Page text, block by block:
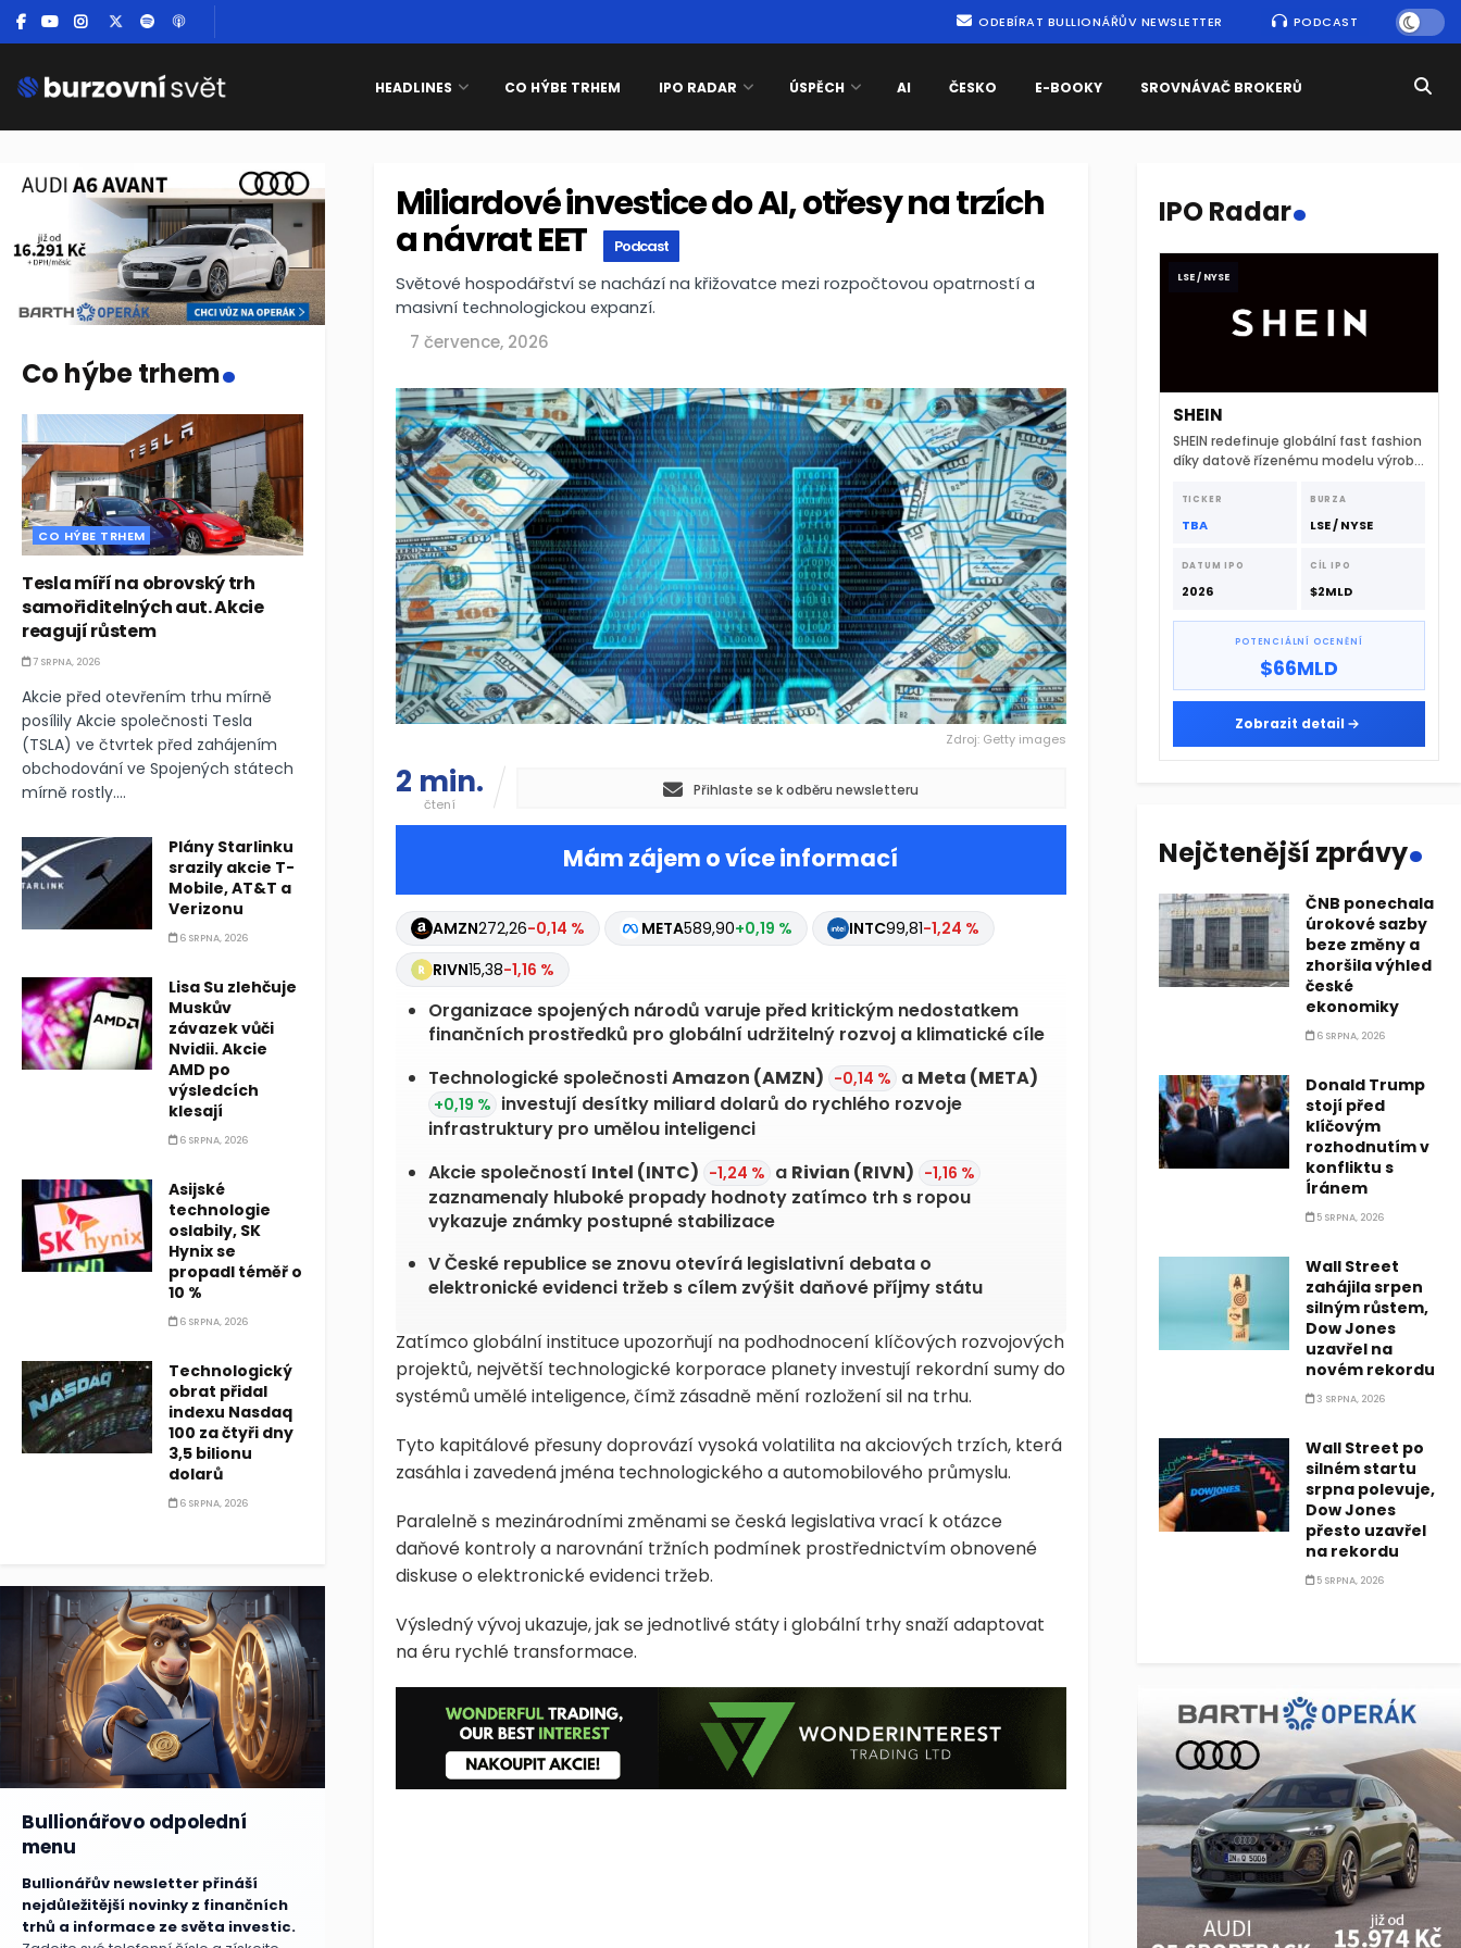
ODEBÍRAT BULLIONÁŘŮV NEWSLETTER PODCAST
HEADLINES CO HÝBE TRHEM IPO RADAR ÚSPĚCH AI ČESKO E-BOOKY SROVNÁVAČ BROKERŮ
Miliardové investice do AI, otřesy na trzích
a návrat EET
Podcast
Světové hospodářství se nachází na křižovatce mezi rozpočtovou opatrností a
masivní technologickou expanzí.
7 července, 2026
Zdroj: Getty images
2 min.
čtení
Přihlaste se k odběru newsletteru
Mám zájem o více informací
AMZN272,26-0,14 % META589,90+0,19 % INTC99,81-1,24 %
RIVN15,38-1,16 %
Organizace spojených národů varuje před kritickým nedostatkem
finančních prostředků pro globální udržitelný rozvoj a klimatické cíle
Technologické společnostiAmazon (AMZN) -0,14 % a Meta (META)
+0,19 % investují desítky miliard dolarů do rychlého rozvoje
infrastruktury pro umělou inteligenci
Akcie společností Intel (INTC) -1,24 % a Rivian (RIVN) -1,16 %
zaznamenaly hluboké propady hodnoty zatímco trh s ropou
vykazuje známky postupné stabilizace
V České republice se znovu otevírá legislativní debata o
elektronické evidenci tržeb s cílem zvýšit daňové příjmy státu
Zatímco globální instituce upozorňují na podhodnocení klíčových rozvojových
projektů, největší technologické korporace planety investují rekordní sumy do
systémů umělé inteligence, čímž zásadně mění rozložení sil na trhu.
Tyto kapitálové přesuny doprovází vysoká volatilita na akciových trzích, která
zasáhla i zavedená jména technologického a automobilového průmyslu.
Paralelně s mezinárodními změnami se česká legislativa vrací k otázce
daňové kontroly a narovnání tržních podmínek prostřednictvím obnovené
diskuse o elektronické evidenci tržeb.
Výsledný vývoj ukazuje, jak se jednotlivé státy i globální trhy snaží adaptovat
na éru rychlé transformace.
Co hýbe trhem.
CO HÝBE TRHEM
Tesla míří na obrovský trh
samořiditelných aut. Akcie
reagují růstem
7 SRPNA, 2026
Akcie před otevřením trhu mírně
posílily Akcie společnosti Tesla
(TSLA) ve čtvrtek před zahájením
obchodování ve Spojených státech
mírně rostly....
Plány Starlinku
srazily akcie T-
Mobile, AT&T a
Verizonu
6 SRPNA, 2026
Lisa Su zlehčuje
Muskův
závazek vůči
Nvidii. Akcie
AMD po
výsledcích
klesají
6 SRPNA, 2026
Asijské
technologie
oslabily, SK
Hynix se
propadl téměř o
10 %
6 SRPNA, 2026
Technologický
obrat přidal
indexu Nasdaq
100 za čtyři dny
3,5 bilionu
dolarů
6 SRPNA, 2026
Bullionářovo odpolední
menu
Bullionářův newsletter přináší
nejdůležitější novinky z finančních
trhů a informace ze světa investic.
IPO Radar.
LSE / NYSE
SHEIN
SHEIN redefinuje globální fast fashion
díky datově řízenému modelu výroby
dodavatelskému řetězci.
TICKER
TBA
BURZA
LSE / NYSE
DATUM IPO
2026
CÍL IPO
$2MLD
POTENCIÁLNÍ OCENĚNÍ
$66MLD
Zobrazit detail
Nejčtenější zprávy.
ČNB ponechala
úrokové sazby
beze změny a
zhoršila výhled
české
ekonomiky
6 SRPNA, 2026
Donald Trump
stojí před
klíčovým
rozhodnutím v
konfliktu s
Íránem
5 SRPNA, 2026
Wall Street
zahájila srpen
silným růstem,
Dow Jones
uzavřel na
novém rekordu
3 SRPNA, 2026
Wall Street po
silném startu
srpna polevuje,
Dow Jones
přesto uzavřel
na rekordu
5 SRPNA, 2026